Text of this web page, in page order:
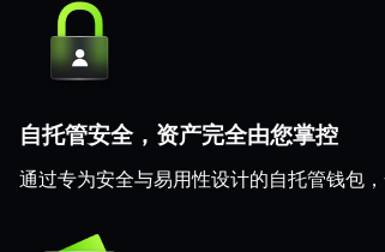
自托管安全，资产完全由您掌控
通过专为安全与易用性设计的自托管钱包